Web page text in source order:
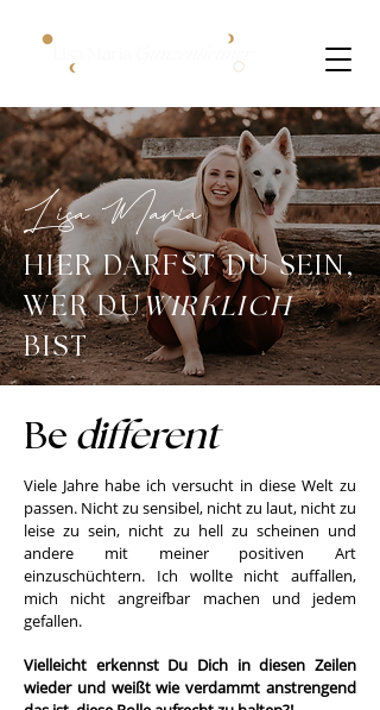
Lisa Maria
HIER DARFST DU SEIN,
WER DUWIRKLICH
BIST
Be different
Viele Jahre habe ich versucht in diese Welt zu
passen. Nicht zu sensibel, nicht zu laut, nicht zu
leise zu sein, nicht zu hell zu scheinen und
andere mit meiner positiven Art
einzuschüchtern. Ich wollte nicht auffallen,
mich nicht angreifbar machen und jedem
gefallen.
Vielleicht erkennst Du Dich in diesen Zeilen
wieder und weißt wie verdammt anstrengend